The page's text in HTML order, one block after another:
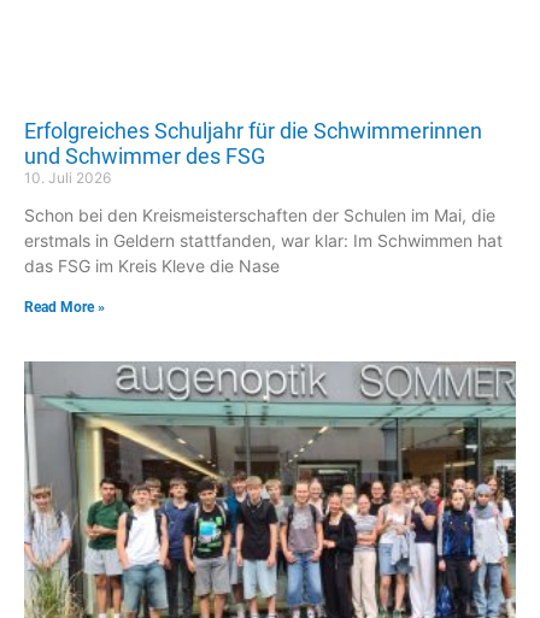
Erfolgreiches Schuljahr für die Schwimmerinnen
und Schwimmer des FSG
10. Juli 2026
Schon bei den Kreismeisterschaften der Schulen im Mai, die
erstmals in Geldern stattfanden, war klar: Im Schwimmen hat
das FSG im Kreis Kleve die Nase
Read More »